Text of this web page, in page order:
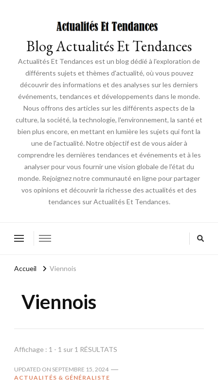
Blog Actualités Et Tendances
Actualités Et Tendances est un blog dédié à l'exploration de
différents sujets et thèmes d'actualité, où vous pouvez
découvrir des informations et des analyses sur les derniers
événements, tendances et développements dans le monde.
Nous offrons des articles sur les différents aspects de la
culture, la société, la technologie, l'environnement, la santé et
bien plus encore, en mettant en lumière les sujets qui font la
une de l'actualité. Notre objectif est de vous aider à
comprendre les dernières tendances et événements et à les
analyser pour vous fournir une vision globale de l'état du
monde. Rejoignez notre communauté en ligne pour partager
vos opinions et découvrir la richesse des actualités et des
tendances sur Actualités Et Tendances.
Accueil Viennois
Viennois
Affichage : 1 - 1 sur 1 RÉSULTATS
UPDATED ON SEPTEMBRE 15, 2024
ACTUALITÉS & GÉNÉRALISTE